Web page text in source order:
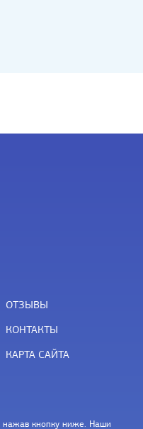
ОТЗЫВЫ
КОНТАКТЫ
КАРТА САЙТА
нажав кнопку ниже. Наши